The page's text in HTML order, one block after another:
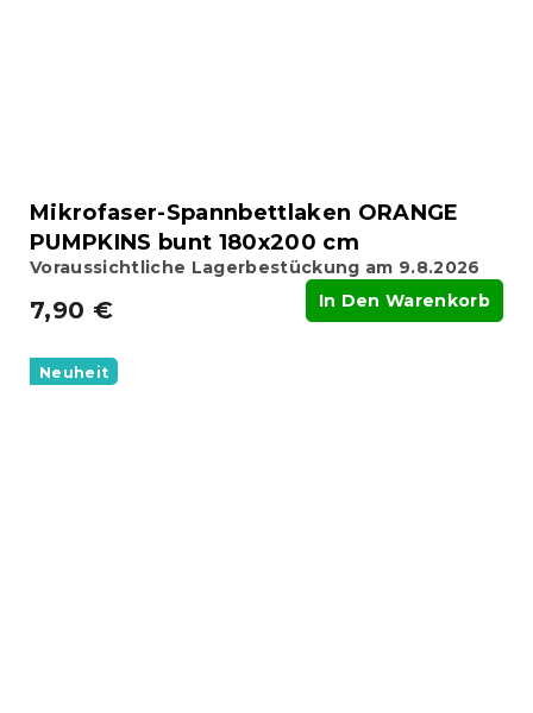
Mikrofaser-Spannbettlaken ORANGE
PUMPKINS bunt 180x200 cm
Voraussichtliche Lagerbestückung am 9.8.2026
7,90 € In Den Warenkorb
Neuheit